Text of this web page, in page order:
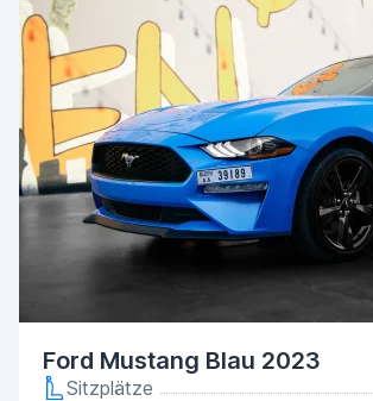
Ford Mustang Blau 2023
Sitzplätze